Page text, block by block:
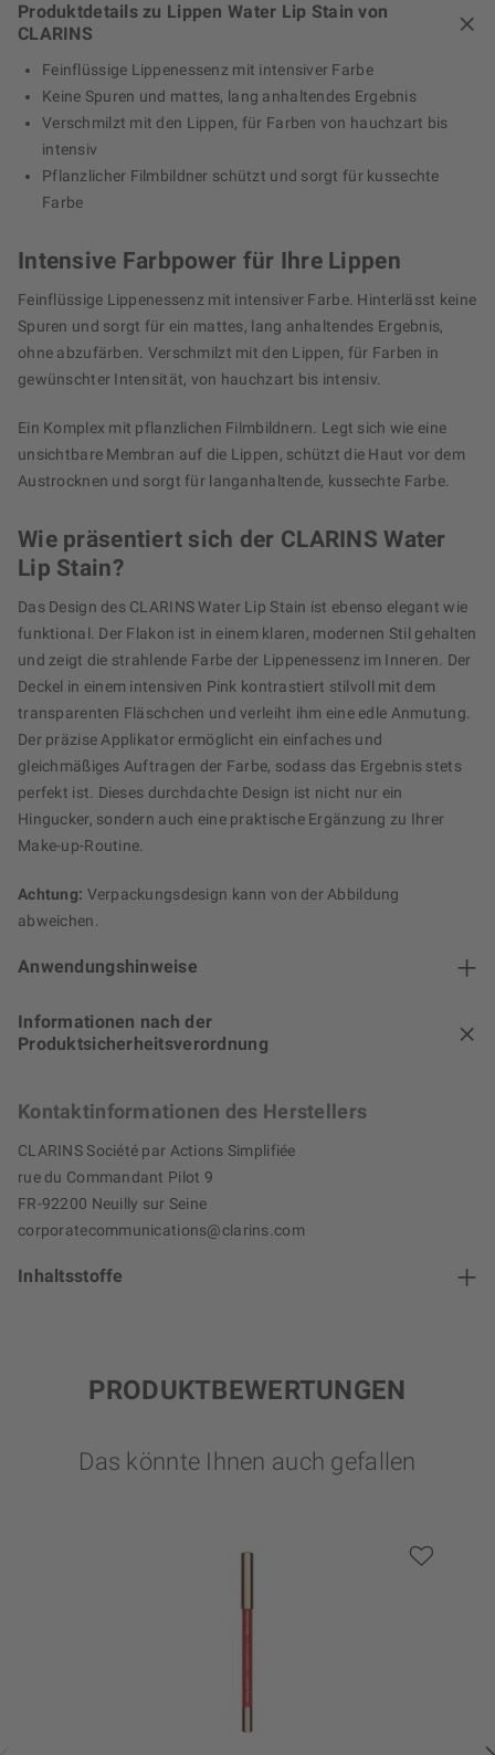
Produktdetails zu Lippen Water Lip Stain von
CLARINS
Feinflüssige Lippenessenz mit intensiver Farbe
Keine Spuren und mattes, lang anhaltendes Ergebnis
Verschmilzt mit den Lippen, für Farben von hauchzart bis
intensiv
Pflanzlicher Filmbildner schützt und sorgt für kussechte
Farbe
Intensive Farbpower für Ihre Lippen
Feinflüssige Lippenessenz mit intensiver Farbe. Hinterlässt keine
Spuren und sorgt für ein mattes, lang anhaltendes Ergebnis,
ohne abzufärben. Verschmilzt mit den Lippen, für Farben in
gewünschter Intensität, von hauchzart bis intensiv.
Ein Komplex mit pflanzlichen Filmbildnern. Legt sich wie eine
unsichtbare Membran auf die Lippen, schützt die Haut vor dem
Austrocknen und sorgt für langanhaltende, kussechte Farbe.
Wie präsentiert sich der CLARINS Water
Lip Stain?
Das Design des CLARINS Water Lip Stain ist ebenso elegant wie
funktional. Der Flakon ist in einem klaren, modernen Stil gehalten
und zeigt die strahlende Farbe der Lippenessenz im Inneren. Der
Deckel in einem intensiven Pink kontrastiert stilvoll mit dem
transparenten Fläschchen und verleiht ihm eine edle Anmutung.
Der präzise Applikator ermöglicht ein einfaches und
gleichmäßiges Auftragen der Farbe, sodass das Ergebnis stets
perfekt ist. Dieses durchdachte Design ist nicht nur ein
Hingucker, sondern auch eine praktische Ergänzung zu Ihrer
Make-up-Routine.
Achtung: Verpackungsdesign kann von der Abbildung
abweichen.
Anwendungshinweise
Informationen nach der
Produktsicherheitsverordnung
Kontaktinformationen des Herstellers
CLARINS Société par Actions Simplifiée
rue du Commandant Pilot 9
FR-92200 Neuilly sur Seine
corporatecommunications@clarins.com
Inhaltsstoffe
PRODUKTBEWERTUNGEN
Das könnte Ihnen auch gefallen